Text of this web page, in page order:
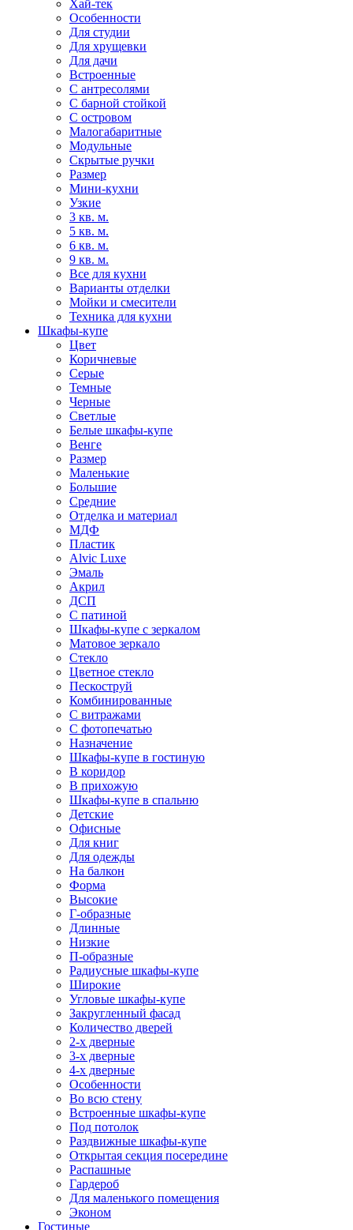
Хай-тек
Особенности
Для студии
Для хрущевки
Для дачи
Встроенные
С антресолями
С барной стойкой
С островом
Малогабаритные
Модульные
Скрытые ручки
Размер
Мини-кухни
Узкие
3 кв. м.
5 кв. м.
6 кв. м.
9 кв. м.
Все для кухни
Варианты отделки
Мойки и смесители
Техника для кухни
Шкафы-купе
Цвет
Коричневые
Серые
Темные
Черные
Светлые
Белые шкафы-купе
Венге
Размер
Маленькие
Большие
Средние
Отделка и материал
МДФ
Пластик
Alvic Luxe
Эмаль
Акрил
ДСП
С патиной
Шкафы-купе с зеркалом
Матовое зеркало
Стекло
Цветное стекло
Пескоструй
Комбинированные
С витражами
С фотопечатью
Назначение
Шкафы-купе в гостиную
В коридор
В прихожую
Шкафы-купе в спальню
Детские
Офисные
Для книг
Для одежды
На балкон
Форма
Высокие
Г-образные
Длинные
Низкие
П-образные
Радиусные шкафы-купе
Широкие
Угловые шкафы-купе
Закругленный фасад
Количество дверей
2-х дверные
3-х дверные
4-х дверные
Особенности
Во всю стену
Встроенные шкафы-купе
Под потолок
Раздвижные шкафы-купе
Открытая секция посередине
Распашные
Гардероб
Для маленького помещения
Эконом
Гостиные